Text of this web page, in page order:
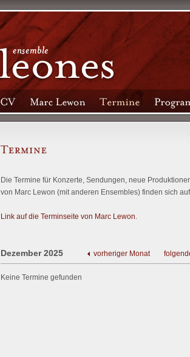
Die Termine für Konzerte, Sendungen, neue
von Marc Lewon (mit anderen Ensembles) finden sich
Link auf die Terminseite von Marc Lewon.
Dezember 2025 vorheriger Monat
Keine Termine gefunden